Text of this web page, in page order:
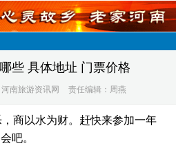
些 具体地址 门票价格
南旅游资讯网 责任编辑：周燕
商以水为财。赶快来参加一年
吧。